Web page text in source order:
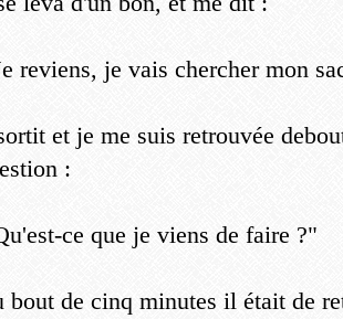
reviens, je vais chercher mon
et je me suis retrouvée
:
ce que je viens de faire ?"
bout de cinq minutes il était de